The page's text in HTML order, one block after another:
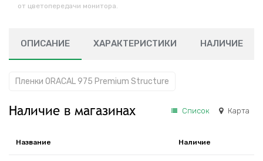
от цветопередачи монитора.
ОПИСАНИЕ ХАРАКТЕРИСТИКИ НАЛИЧИЕ
Пленки ORACAL 975 Premium Structure
Наличие в магазинах Список Карта
Название Наличие